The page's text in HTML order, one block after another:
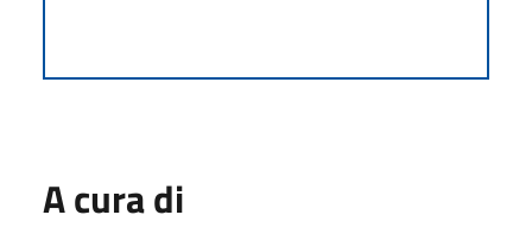
A cura di